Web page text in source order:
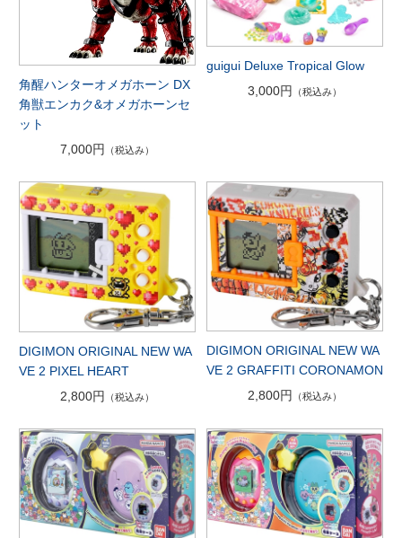
角醒ハンターオメガホーン DX
角獣エンカク&オメガホーンセ
ット
7,000円
（税込み）
guigui Deluxe Tropical Glow
3,000円
（税込み）
DIGIMON ORIGINAL NEW WA
VE 2 PIXEL HEART
2,800円
（税込み）
DIGIMON ORIGINAL NEW WA
VE 2 GRAFFITI CORONAMON
2,800円
（税込み）